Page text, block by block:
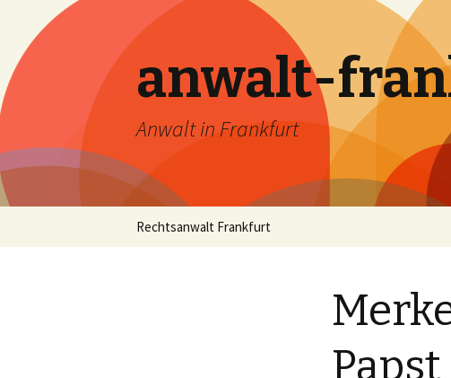
anwalt-
Anwalt in Frankfurt
Skip
Rechtsanwalt Frankfurt
Papst